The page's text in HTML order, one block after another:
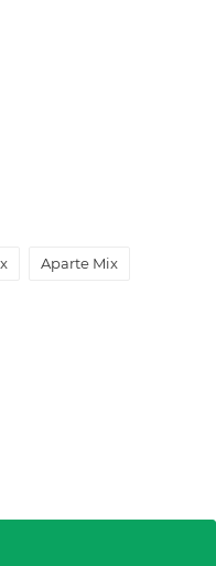
Aparte Mix